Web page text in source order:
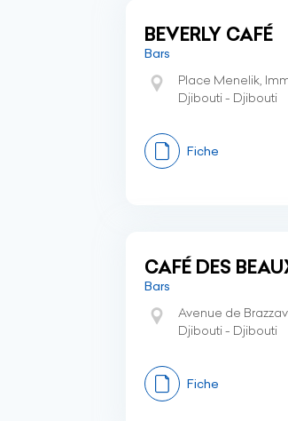
BEVERLY CAFÉ
Bars
Place Menelik,
Djibouti - Djibouti
Fiche
CAFÉ DES
Bars
Avenue de
Djibouti - Djibouti
Fiche